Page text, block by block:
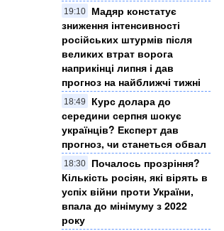
19:10
Мадяр констатує
зниження інтенсивності
російських штурмів після
великих втрат ворога
наприкінці липня і дав
прогноз на найближчі тижні
18:49
Курс долара до
середини серпня шокує
українців? Експерт дав
прогноз, чи станеться обвал
18:30
Почалось прозріння?
Кількість росіян, які вірять в
успіх війни проти України,
впала до мінімуму з 2022
року